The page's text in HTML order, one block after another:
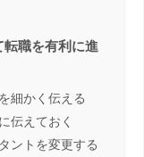
職を有利に進
細かく伝える
伝えておく
ントを変更する